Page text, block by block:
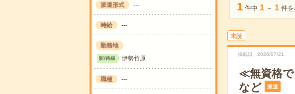
派遣形式 ---
時給 ---
勤務地
駅/路線 伊勢竹原
職種 ---
1 件中 1 ～ 1 件
未読
掲載日 2026/07/21
≪無資格で
など
派遣